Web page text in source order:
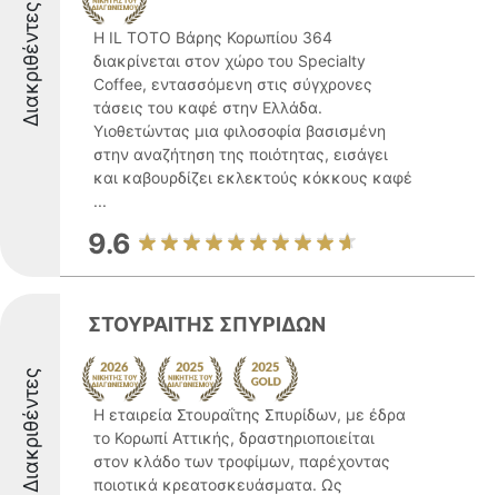
Διακριθέντες
Η IL TOTO Βάρης Κορωπίου 364
διακρίνεται στον χώρο του Specialty
Coffee, εντασσόμενη στις σύγχρονες
τάσεις του καφέ στην Ελλάδα.
Υιοθετώντας μια φιλοσοφία βασισμένη
στην αναζήτηση της ποιότητας, εισάγει
και καβουρδίζει εκλεκτούς κόκκους καφέ
...
9.6
Διακριθέντες
ΣΤΟΥΡΑΙΤΗΣ ΣΠΥΡΙΔΩΝ
Η εταιρεία Στουραΐτης Σπυρίδων, με έδρα
το Κορωπί Αττικής, δραστηριοποιείται
στον κλάδο των τροφίμων, παρέχοντας
ποιοτικά κρεατοσκευάσματα. Ως